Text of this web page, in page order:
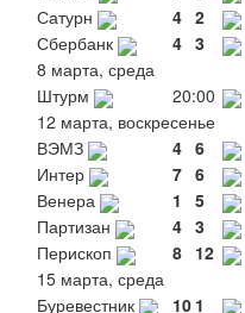
Сатурн
4 2
Сбербанк
4 3
8 марта, среда
Штурм
20:00
12 марта, воскресенье
ВЭМЗ
4 6
Интер
7 6
Венера
1 5
Партизан
4 3
Перископ
8 12
15 марта, среда
Буревестник
10 1